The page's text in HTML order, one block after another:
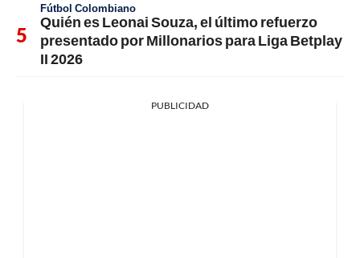
Fútbol Colombiano
Quién es Leonai Souza, el último refuerzo
presentado por Millonarios para Liga Betplay
II 2026
PUBLICIDAD